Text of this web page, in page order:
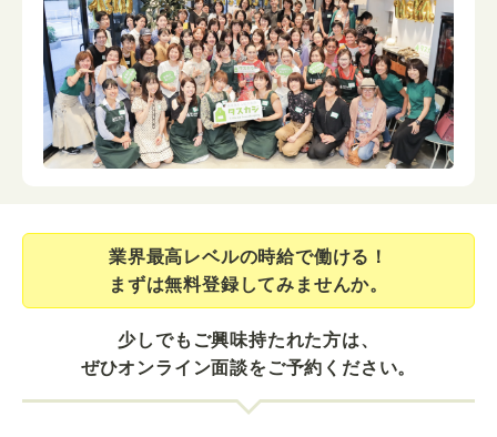
業界最⾼レベルの時給で働ける！
まずは無料登録してみませんか。
少しでもご興味持たれた方は、
ぜひオンライン面談をご予約ください。